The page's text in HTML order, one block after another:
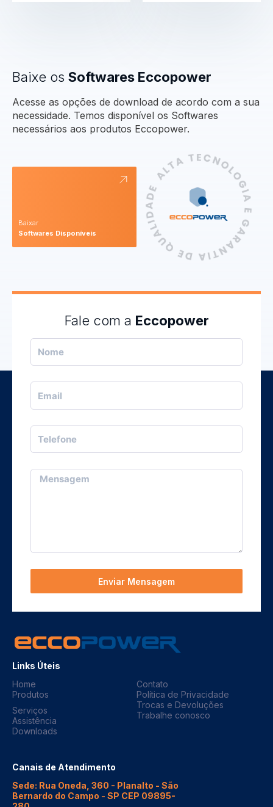
Baixar
Softwares Disponíveis
Baixe os Softwares Eccopower
Acesse as opções de download de acordo com a sua
necessidade. Temos disponível os Softwares
necessários aos produtos Eccopower.
Links Úteis
Home
Produtos
Serviços
Assistência
Downloads
Contato
Política de Privacidade
Trocas e Devoluções
Trabalhe conosco
Fale com a Eccopower
Mensagem
Enviar Mensagem
Canais de Atendimento
Sede: Rua Oneda, 360 - Planalto - São
Bernardo do Campo - SP CEP 09895-